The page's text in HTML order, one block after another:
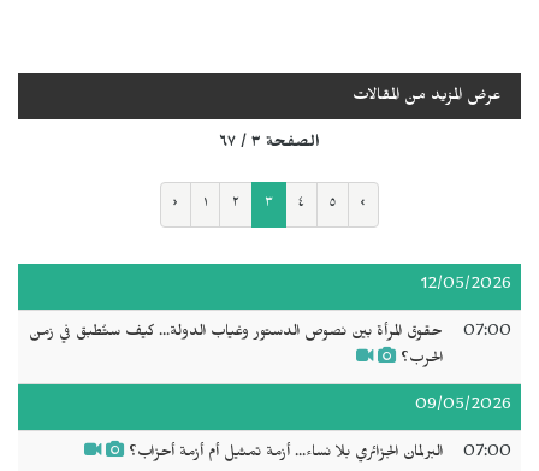
عرض المزيد من المقالات
الصفحة ٣ / ٦٧
‹ ١ ٢ ٣ ٤ ٥ ›
12/05/2026
07:00
حقوق المرأة بين نصوص الدستور وغياب الدولة... كيف ستُطبق في زمن
الحرب؟
09/05/2026
07:00 البرلمان الجزائري بلا نساء... أزمة تمثيل أم أزمة أحزاب؟